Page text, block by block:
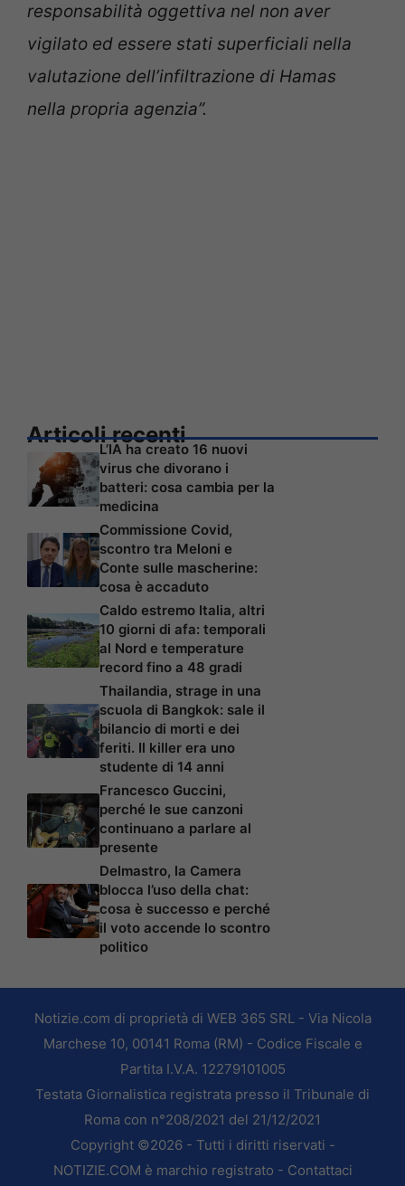
responsabilità oggettiva nel non aver
vigilato ed essere stati superficiali nella
valutazione dell’infiltrazione di Hamas
nella propria agenzia”.
Articoli recenti
L’IA ha creato 16 nuovi
virus che divorano i
batteri: cosa cambia per la
medicina
Commissione Covid,
scontro tra Meloni e
Conte sulle mascherine:
cosa è accaduto
Caldo estremo Italia, altri
10 giorni di afa: temporali
al Nord e temperature
record fino a 48 gradi
Thailandia, strage in una
scuola di Bangkok: sale il
bilancio di morti e dei
feriti. Il killer era uno
studente di 14 anni
Francesco Guccini,
perché le sue canzoni
continuano a parlare al
presente
Delmastro, la Camera
blocca l’uso della chat:
cosa è successo e perché
il voto accende lo scontro
politico
Notizie.com di proprietà di WEB 365 SRL - Via Nicola
Marchese 10, 00141 Roma (RM) - Codice Fiscale e
Partita I.V.A. 12279101005
Testata Giornalistica registrata presso il Tribunale di
Roma con n°208/2021 del 21/12/2021
Copyright ©2026 - Tutti i diritti riservati -
NOTIZIE.COM è marchio registrato - Contattaci